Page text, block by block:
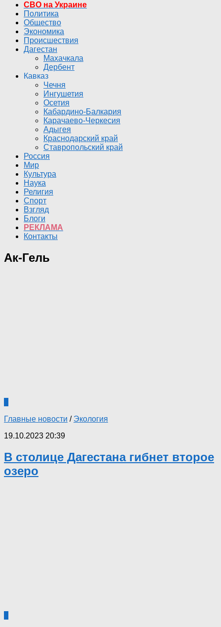
СВО на Украине
Политика
Общество
Экономика
Происшествия
Дагестан
Махачкала
Дербент
Кавказ
Чечня
Ингушетия
Осетия
Кабардино-Балкария
Карачаево-Черкесия
Адыгея
Краснодарский край
Ставропольский край
Россия
Мир
Культура
Наука
Религия
Спорт
Взгляд
Блоги
РЕКЛАМА
Контакты
Ак-Гель
Главные новости / Экология
19.10.2023 20:39
В столице Дагестана гибнет второе
озеро